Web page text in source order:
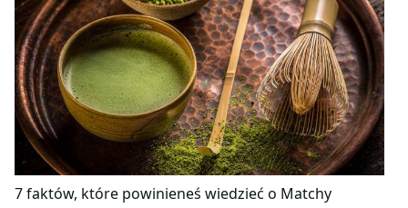
7 faktów, które powinieneś wiedzieć o Matchy